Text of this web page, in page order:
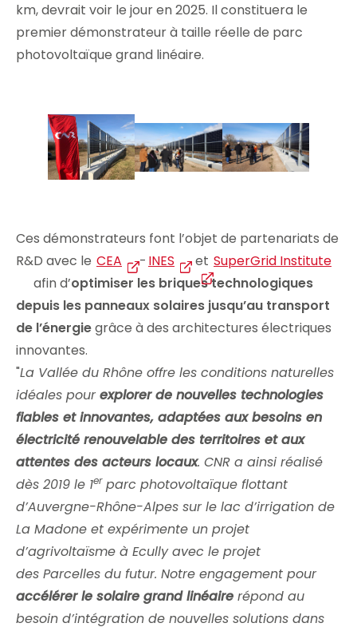
km, devrait voir le jour en 2025. Il constituera le
premier démonstrateur à taille réelle de parc
photovoltaïque grand linéaire.
Ces démonstrateurs font l’objet de partenariats de
R&D avec le CEA - INES et SuperGrid Institute
afin d’optimiser les briques technologiques
depuis les panneaux solaires jusqu’au transport
de l’énergiegrâce à des architectures électriques
innovantes.
"La Vallée du Rhône offre les conditions naturelles
idéales pourexplorer de nouvelles technologies
fiables et innovantes, adaptées aux besoins en
électricité renouvelable des territoires et aux
attentes des acteurs locaux. CNR a ainsi réalisé
dès 2019 le 1erparc photovoltaïque flottant
d’Auvergne-Rhône-Alpes sur le lac d’irrigation de
La Madone et expérimente un projet
d’agrivoltaïsme à Ecully avec le projet
des Parcelles du futur. Notre engagement pour
accélérer le solaire grand linéaire répond au
besoin d’intégration de nouvelles solutions dans